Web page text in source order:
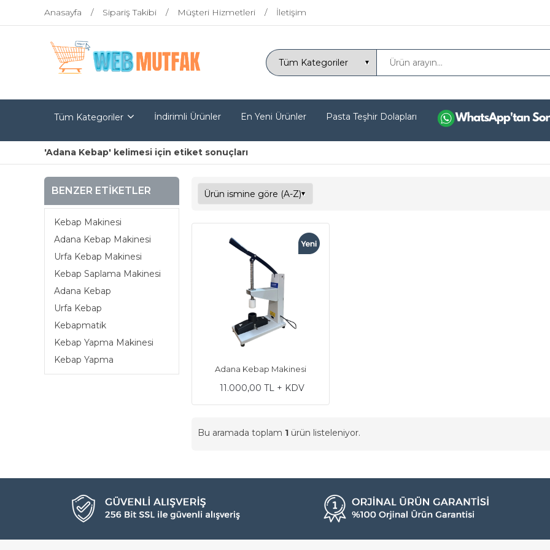
Anasayfa Sipariş Takibi Müşteri Hizmetleri İletişim
Tüm Kategoriler İndirimli Ürünler En Yeni Ürünler Pasta Teşhir Dolapları
'Adana Kebap' kelimesi için etiket sonuçları
BENZER ETIKETLER
Kebap Makinesi
Adana Kebap Makinesi
Urfa Kebap Makinesi
Kebap Saplama Makinesi
Adana Kebap
Urfa Kebap
Kebapmatik
Kebap Yapma Makinesi
Kebap Yapma
Adana Kebap Makinesi
11.000,00 TL + KDV
Bu aramada toplam 1 ürün listeleniyor.